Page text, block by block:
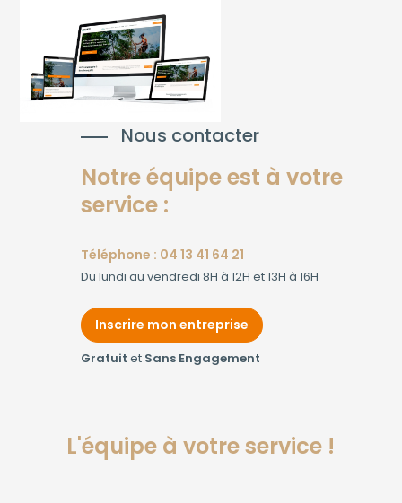
Nous contacter
Notre équipe est à votre
service :
Téléphone : 04 13 41 64 21
Du lundi au vendredi 8H à 12H et 13H à 16H
Inscrire mon entreprise
Gratuit et Sans Engagement
L'équipe à votre service !